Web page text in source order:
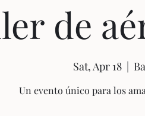
de
Sat, Apr 18
  |
Un evento único para los